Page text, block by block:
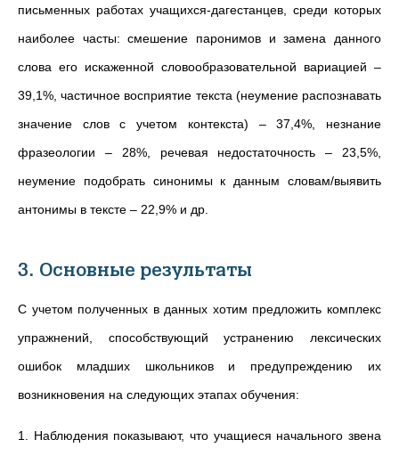
письменных работах учащихся-дагестанцев, среди которых
наиболее часты: смешение паронимов и замена данного
слова его искаженной словообразовательной вариацией –
39,1%, частичное восприятие текста (неумение распознавать
значение слов с учетом контекста) – 37,4%, незнание
фразеологии – 28%, речевая недостаточность – 23,5%,
неумение подобрать синонимы к данным словам/выявить
антонимы в тексте – 22,9% и др.
3. Основные результаты
С учетом полученных в данных хотим предложить комплекс
упражнений, способствующий устранению лексических
ошибок младших школьников и предупреждению их
возникновения на следующих этапах обучения:
1. Наблюдения показывают, что учащиеся начального звена